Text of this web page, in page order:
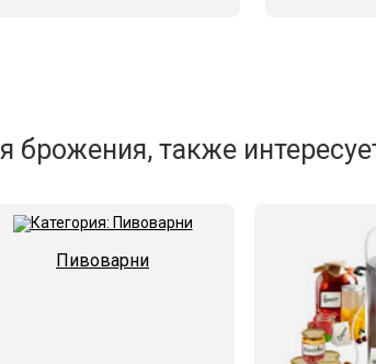
брожения, также
Пивоварни